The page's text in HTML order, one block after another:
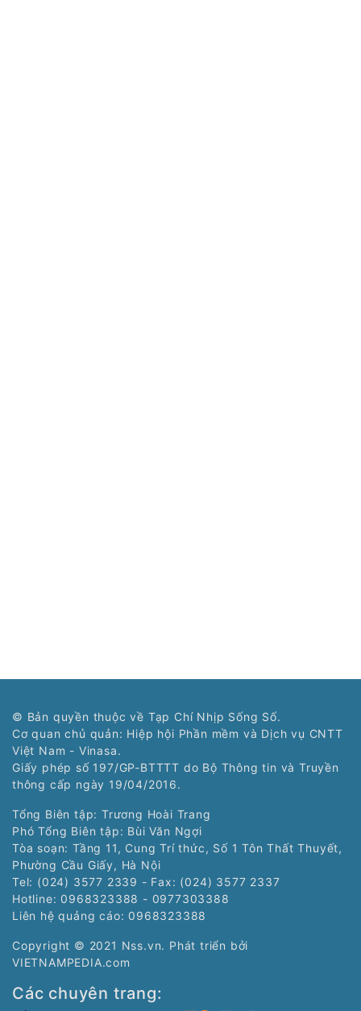
© Bản quyền thuộc về Tạp Chí Nhịp Sống Số.
Cơ quan chủ quản: Hiệp hội Phần mềm và Dịch vụ CNTT
Việt Nam - Vinasa.
Giấy phép số 197/GP-BTTTT do Bộ Thông tin và Truyền
thông cấp ngày 19/04/2016.
Tổng Biên tập: Trương Hoài Trang
Phó Tổng Biên tập: Bùi Văn Ngợi
Tòa soạn: Tầng 11, Cung Trí thức, Số 1 Tôn Thất Thuyết,
Phường Cầu Giấy, Hà Nội
Tel: (024) 3577 2339 - Fax: (024) 3577 2337
Hotline: 0968323388 - 0977303388
Liên hệ quảng cáo: 0968323388
Copyright © 2021 Nss.vn. Phát triển bởi
VIETNAMPEDIA.com
Các chuyên trang: